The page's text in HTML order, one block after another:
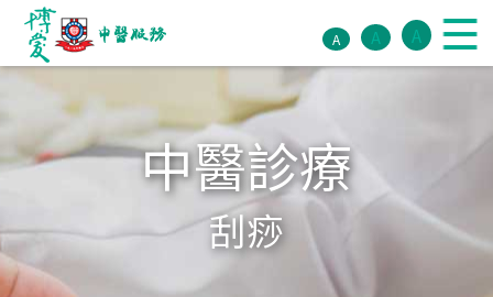
A A A
中醫診療
刮痧